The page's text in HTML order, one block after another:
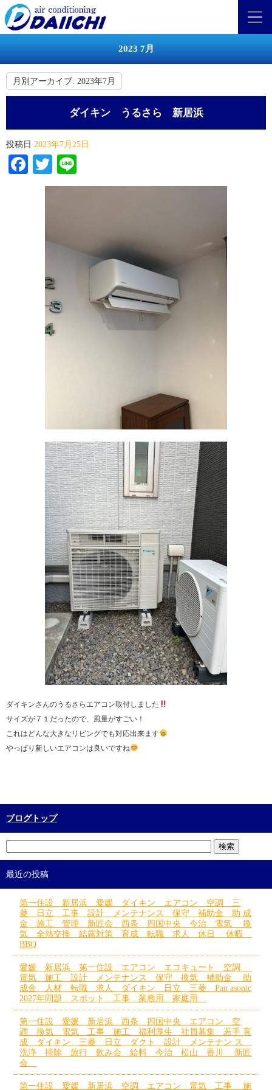
2023 7月
月別アーカイブ: 2023年7月
ダイキン うるさら 新居浜
投稿日 2023年7月25日
Facebook
Twitter
ダイキンさんのうるさらエアコン取付しました
サイズが７１だったので、風量がすごい！
これはどんな大きなリビングでも対応出来ます
やっぱり新しいエアコンは良いですね
ブログトップ
最近の投稿
第一住設 新居浜 愛媛 ダイキン エアコン 空調 三
菱 日立 工事 設計 メンテナンス 保守 補助金 助 成
金 施工 管理 新匠会 西条 四国中央 今治 電気 換
気 全熱交換 結露対策 育成 転職 求人 休日 休暇
BBQ
愛媛 新居浜 第一住設 エアコン エコキュート 空調
電気 施工 設計 メンテナンス 保守 換気 補助金 助
成金 人材 転職 求人 ダイキン 日立 三菱 Pan asonic
2027年問題 スポット 工事 業務用 家庭用
第一住設 愛媛 新居浜 西条 四国中央 エアコン 空
調 換気 電気 工事 施工 福利厚生 社員募集 若手 育
成 ダイキン 三菱 日立 ダクト 設計 メンテナン ス
洗浄 掃除 旅行 飲み会 給料 今治 松山 香川 新匠
会
第一住設 愛媛 新居浜 空調 エアコン 電気 工事 施